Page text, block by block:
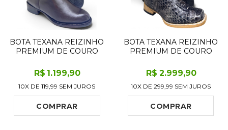
BOTA TEXANA REIZINHO
PREMIUM DE COURO
MARROM CAFÉ LIMITED
EDITION - CANO MÉDIO,
BICO REDONDO -
SOLADO DE COURO
ARTESANAL
R$ 1.199,90
10X DE119,99 SEM JUROS
COMPRAR
BOTA TEXANA REIZINHO
PREMIUM DE COURO
PYTHON LUXO BLACK
LIMITED EDITION - CANO
ALTO, BICO QUADRADO -
SOLADO DE COURO
ARTESANAL
R$ 2.999,90
10X DE299,99 SEM JUROS
COMPRAR